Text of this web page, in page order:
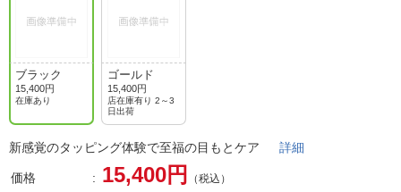
ブラック
15,400円
在庫あり
ゴールド
15,400円
店在庫有り 2～3
日出荷
新感覚のタッピング体験で至福の目もとケア 詳細
価格 15,400円 （税込）